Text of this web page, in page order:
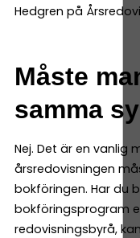
Hedgren på
Måste
samma
Nej. Det är en vanlig
årsredovisningen
bokföringen. Har du
bokföringsprogram
redovisningsbyrå,